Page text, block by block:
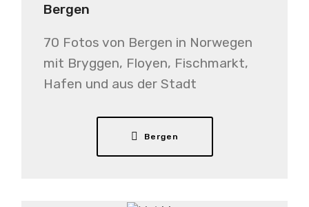
Bergen
70 Fotos von Bergen in Norwegen
mit Bryggen, Floyen, Fischmarkt,
Hafen und aus der Stadt
Bergen